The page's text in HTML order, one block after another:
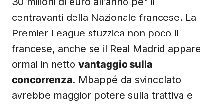
centravanti della Nazionale francese. La
Premier League stuzzica non poco il
francese, anche se il Real Madrid appare
ormai in netto vantaggio sulla
concorrenza. Mbappé da svincolato
avrebbe maggior potere sulla trattiva e